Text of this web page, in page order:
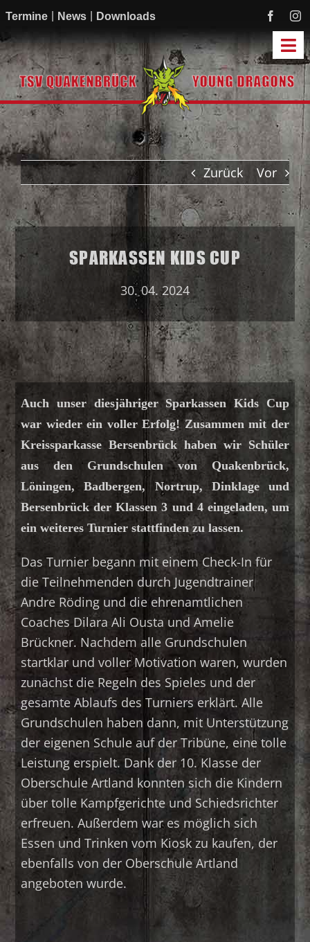
Zum
springen
Termine News Downloads
Start
Mannschaften
Academy
Mitmachen
Sponsoren
Verein
Zurück Vor
SPARKASSEN KIDS CUP
30. 04. 2024
Auch unser diesjähriger Sparkassen Kids Cup
war wieder ein voller Erfolg! Zusammen mit der
Kreissparkasse Bersenbrück haben wir Schüler
aus den Grundschulen von Quakenbrück,
Löningen, Badbergen, Nortrup, Dinklage und
Bersenbrück der Klassen 3 und 4 eingeladen, um
ein weiteres Turnier stattfinden zu lassen.
Das Turnier begann mit einem Check-In für
die Teilnehmenden durch Jugendtrainer
Andre Röding und die ehrenamtlichen
Coaches Dilara Ali Ousta und Amelie
Brückner. Nachdem alle Grundschulen
startklar und voller Motivation waren, wurden
zunächst die Regeln des Spieles und der
gesamte Ablaufs des Turniers erklärt. Alle
Grundschulen haben dann, mit Unterstützung
der eigenen Schule auf der Tribüne, eine tolle
Leistung erspielt. Dank der 10. Klasse der
Oberschule Artland konnten sich die Kindern
über tolle Kampfgerichte und Schiedsrichter
erfreuen. Außerdem war es möglich sich
Essen und Trinken vom Kiosk zu kaufen, der
ebenfalls von der Oberschule Artland
angeboten wurde.